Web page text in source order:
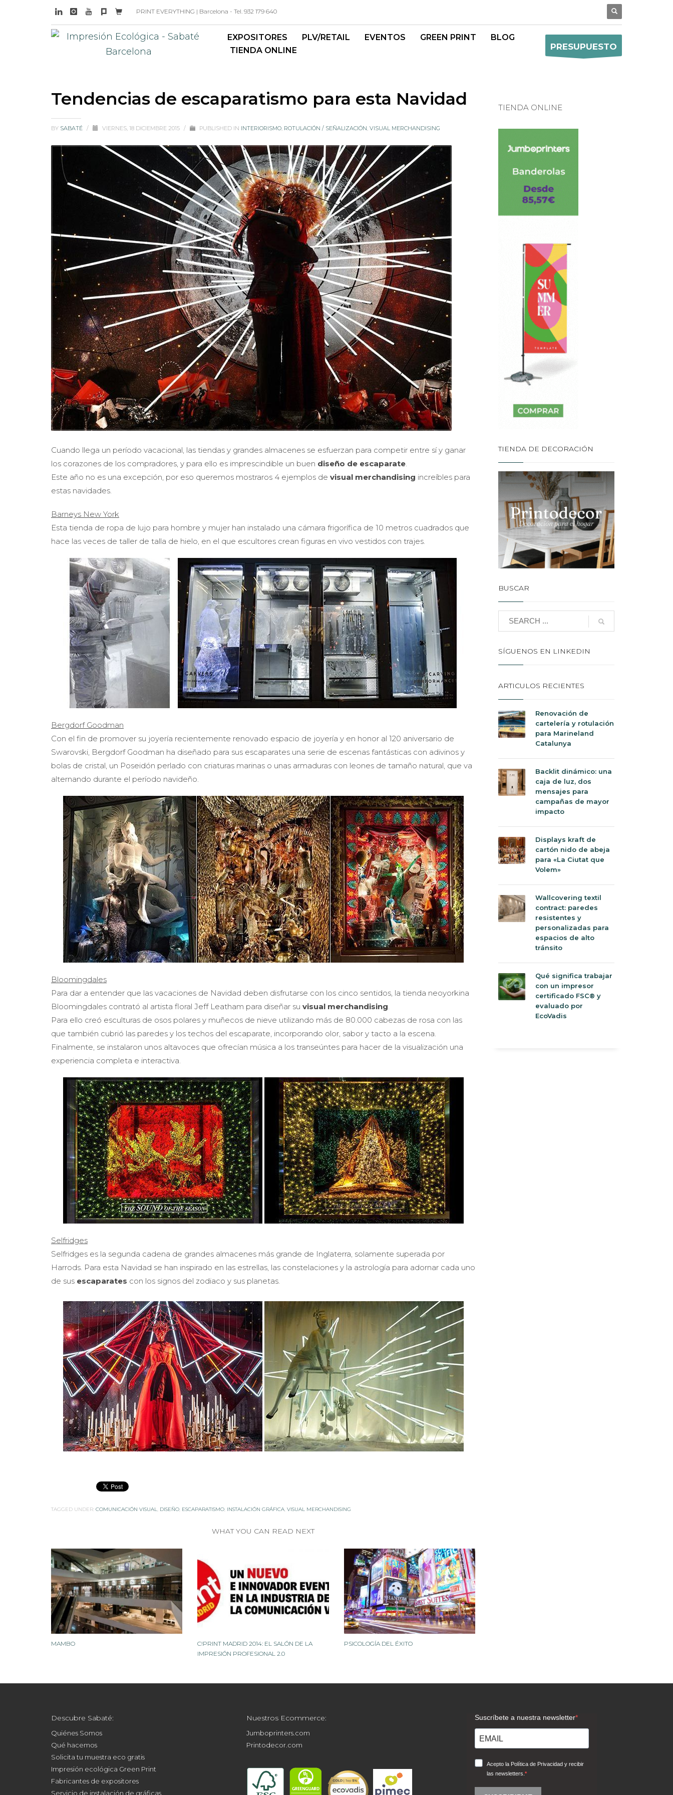
PRINT EVERYTHING | Barcelona - Tel. 932 179 640
EXPOSITORES PLV/RETAIL EVENTOS GREEN PRINT
BLOG
TIENDA ONLINE
PRESUPUESTO
Tendencias de escaparatismo para esta Navidad
BY SABATÉ / VIERNES, 18 DICIEMBRE 2015 / PUBLISHED IN INTERIORISMO, ROTULACIÓN / SEÑALIZACIÓN, VISUAL MERCHANDISING
Cuando llega un período vacacional, las tiendas y grandes almacenes se esfuerzan para competir entre sí y ganar
los corazones de los compradores, y para ello es imprescindible un buen diseño de escaparate.
Este año no es una excepción, por eso queremos mostraros 4 ejemplos de visual merchandising increíbles para
estas navidades.
Barneys New York
Esta tienda de ropa de lujo para hombre y mujer han instalado una cámara frigorífica de 10 metros cuadrados que
hace las veces de taller de talla de hielo, en el que escultores crean figuras en vivo vestidos con trajes.
Bergdorf Goodman
Con el fin de promover su joyería recientemente renovado espacio de joyería y en honor al 120 aniversario de
Swarovski, Bergdorf Goodman ha diseñado para sus escaparates una serie de escenas fantásticas con adivinos y
bolas de cristal, un Poseidón perlado con criaturas marinas o unas armaduras con leones de tamaño natural, que va
alternando durante el período navideño.
Bloomingdales
Para dar a entender que las vacaciones de Navidad deben disfrutarse con los cinco sentidos, la tienda neoyorkina
Bloomingdales contrató al artista floral Jeff Leatham para diseñar su visual merchandising.
Para ello creó esculturas de osos polares y muñecos de nieve utilizando más de 80.000 cabezas de rosa con las
que también cubrió las paredes y los techos del escaparate, incorporando olor, sabor y tacto a la escena.
Finalmente, se instalaron unos altavoces que ofrecían música a los transeúntes para hacer de la visualización una
experiencia completa e interactiva.
Selfridges
Selfridges es la segunda cadena de grandes almacenes más grande de Inglaterra, solamente superada por
Harrods. Para esta Navidad se han inspirado en las estrellas, las constelaciones y la astrología para adornar cada uno
de sus escaparates con los signos del zodiaco y sus planetas.
TAGGED UNDER: COMUNICACIÓN VISUAL DISEÑO ESCAPARATISMO INSTALACIÓN GRÁFICA VISUAL MERCHANDISING
WHAT YOU CAN READ NEXT
MAMBO
C!PRINT MADRID 2014: EL SALÓN DE LA
IMPRESIÓN PROFESIONAL 2.0
PSICOLOGÍA DEL ÉXITO
TIENDA ONLINE
TIENDA DE DECORACIÓN
BUSCAR
SÍGUENOS EN LINKEDIN
ARTICULOS RECIENTES
Renovación de
cartelería y rotulación
para Marineland
Catalunya
Backlit dinámico: una
caja de luz, dos
mensajes para
campañas de mayor
impacto
Displays kraft de
cartón nido de abeja
para «La Ciutat que
Volem»
Wallcovering textil
contract: paredes
resistentes y
personalizadas para
espacios de alto
tránsito
Qué significa trabajar
con un impresor
certificado FSC® y
evaluado por
EcoVadis
Descubre Sabaté:
Quiénes Somos
Qué hacemos
Solicita tu muestra eco gratis
Impresión ecológica Green Print
Fabricantes de expositores
Servicio de instalación de gráficas
Nuestros Ecommerce:
Jumboprinters.com
Printodecor.com